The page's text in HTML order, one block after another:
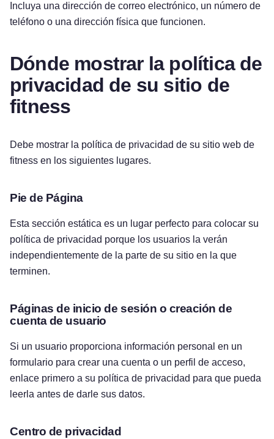
Incluya una dirección de correo electrónico, un número de
teléfono o una dirección física que funcionen.
Dónde mostrar la política de
privacidad de su sitio de
fitness
Debe mostrar la política de privacidad de su sitio web de
fitness en los siguientes lugares.
Pie de Página
Esta sección estática es un lugar perfecto para colocar su
política de privacidad porque los usuarios la verán
independientemente de la parte de su sitio en la que
terminen.
Páginas de inicio de sesión o creación de
cuenta de usuario
Si un usuario proporciona información personal en un
formulario para crear una cuenta o un perfil de acceso,
enlace primero a su política de privacidad para que pueda
leerla antes de darle sus datos.
Centro de privacidad